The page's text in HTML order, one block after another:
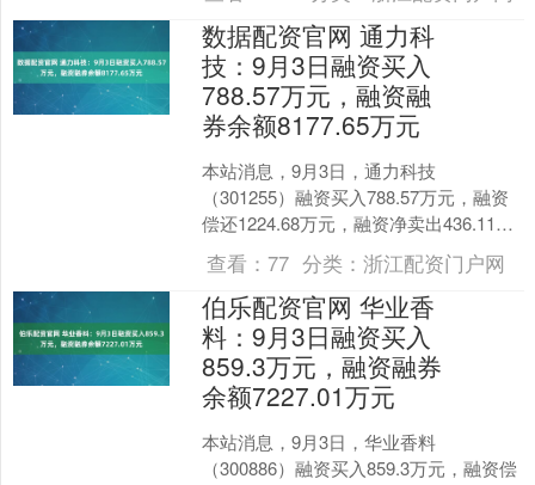
数据配资官网 通力科
技：9月3日融资买入
788.57万元，融资融
券余额8177.65万元
本站消息，9月3日，通力科技
（301255）融资买入788.57万元，融资
偿还1224.68万元，融资净卖出436.11万
元，融资余额8177.65万元。 融券....
查看： 77 分类： 浙江配资门户网
伯乐配资官网 华业香
料：9月3日融资买入
859.3万元，融资融券
余额7227.01万元
本站消息，9月3日，华业香料
（300886）融资买入859.3万元，融资偿